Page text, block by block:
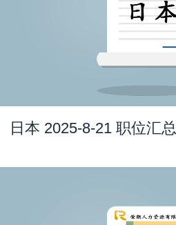
日本 2025-8-21 职位汇总